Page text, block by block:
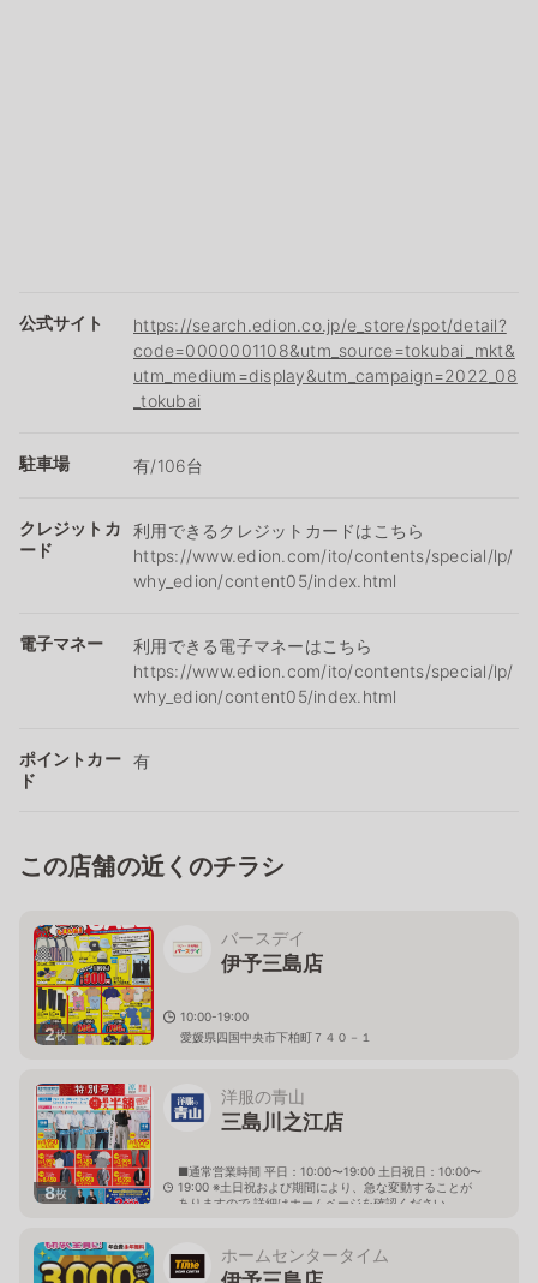
公式サイト
https://search.edion.co.jp/e_store/spot/detail?
code=0000001108&utm_source=tokubai_mkt&
utm_medium=display&utm_campaign=2022_08
_tokubai
駐車場 有/106台
クレジットカ
ード
利用できるクレジットカードはこちら
https://www.edion.com/ito/contents/special/lp/
why_edion/content05/index.html
電子マネー
利用できる電子マネーはこちら
https://www.edion.com/ito/contents/special/lp/
why_edion/content05/index.html
ポイントカー
ド
有
この店舗の近くのチラシ
2枚
バースデイ
伊予三島店
10:00-19:00
愛媛県四国中央市下柏町７４０－１
8枚
洋服の青山
三島川之江店
■通常営業時間 平日：10:00〜19:00 土日祝日：10:00〜
19:00 ※土日祝および期間により、急な変動することが
ありますので 詳細はホームページを確認ください
ホームセンタータイム